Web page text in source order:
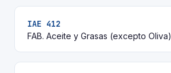
IAE 412
FAB. Aceite y Grasas (excepto Oliva)